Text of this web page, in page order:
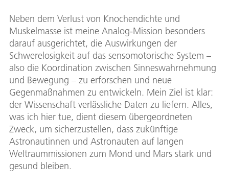
Neben dem Verlust von Knochendichte und
Muskelmasse ist meine Analog-Mission besonders
darauf ausgerichtet, die Auswirkungen der
Schwerelosigkeit auf das sensomotorische System –
also die Koordination zwischen Sinneswahrnehmung
und Bewegung – zu erforschen und neue
Gegenmaßnahmen zu entwickeln. Mein Ziel ist klar:
der Wissenschaft verlässliche Daten zu liefern. Alles,
was ich hier tue, dient diesem übergeordneten
Zweck, um sicherzustellen, dass zukünftige
Astronautinnen und Astronauten auf langen
Weltraummissionen zum Mond und Mars stark und
gesund bleiben.